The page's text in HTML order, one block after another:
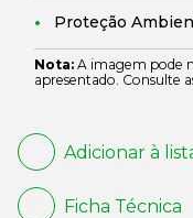
Proteção
Nota: A imagem pode
apresentado. Consulte
Adicionar à
Ficha Técnica